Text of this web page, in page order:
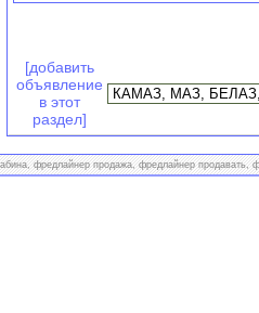
[добавить
объявление
в этот
раздел]
фредлайнер продажа, фредлайнер